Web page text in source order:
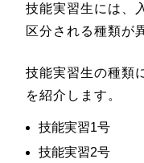
技能実習生には、
区分される種類が
技能実習生の種類
を紹介します。
技能実習1号
技能実習2号